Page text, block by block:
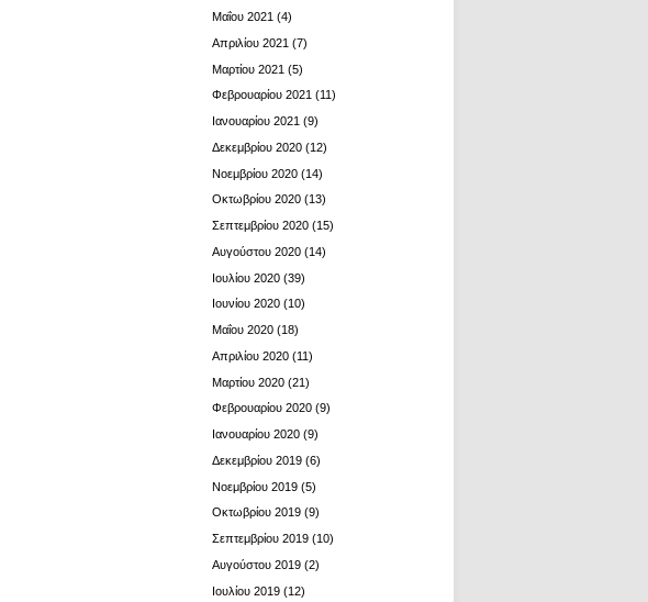
Μαΐου 2021 (4)
Απριλίου 2021 (7)
Μαρτίου 2021 (5)
Φεβρουαρίου 2021 (11)
Ιανουαρίου 2021 (9)
Δεκεμβρίου 2020 (12)
Νοεμβρίου 2020 (14)
Οκτωβρίου 2020 (13)
Σεπτεμβρίου 2020 (15)
Αυγούστου 2020 (14)
Ιουλίου 2020 (39)
Ιουνίου 2020 (10)
Μαΐου 2020 (18)
Απριλίου 2020 (11)
Μαρτίου 2020 (21)
Φεβρουαρίου 2020 (9)
Ιανουαρίου 2020 (9)
Δεκεμβρίου 2019 (6)
Νοεμβρίου 2019 (5)
Οκτωβρίου 2019 (9)
Σεπτεμβρίου 2019 (10)
Αυγούστου 2019 (2)
Ιουλίου 2019 (12)